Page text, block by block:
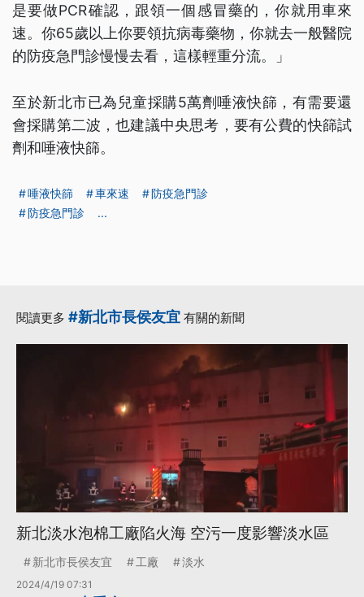
是要做PCR確認，跟領一個感冒藥的，你就用車來
速。你65歲以上你要領抗病毒藥物，你就去一般醫院
的防疫急門診慢慢去看，這樣輕重分流。」
至於新北市已為兒童採購5萬劑唾液快篩，有需要還
會採購第二波，也建議中央思考，要有公費的快篩試
劑和唾液快篩。
唾液快篩 車來速
防疫急門診
防疫急門診
...
閱讀更多 #新北市長侯友宜 有關的新聞
新北淡水泡棉工廠陷火海 空污一度影響淡水區
新北市長侯友宜 工廠 淡水
2024/4/19 07:31